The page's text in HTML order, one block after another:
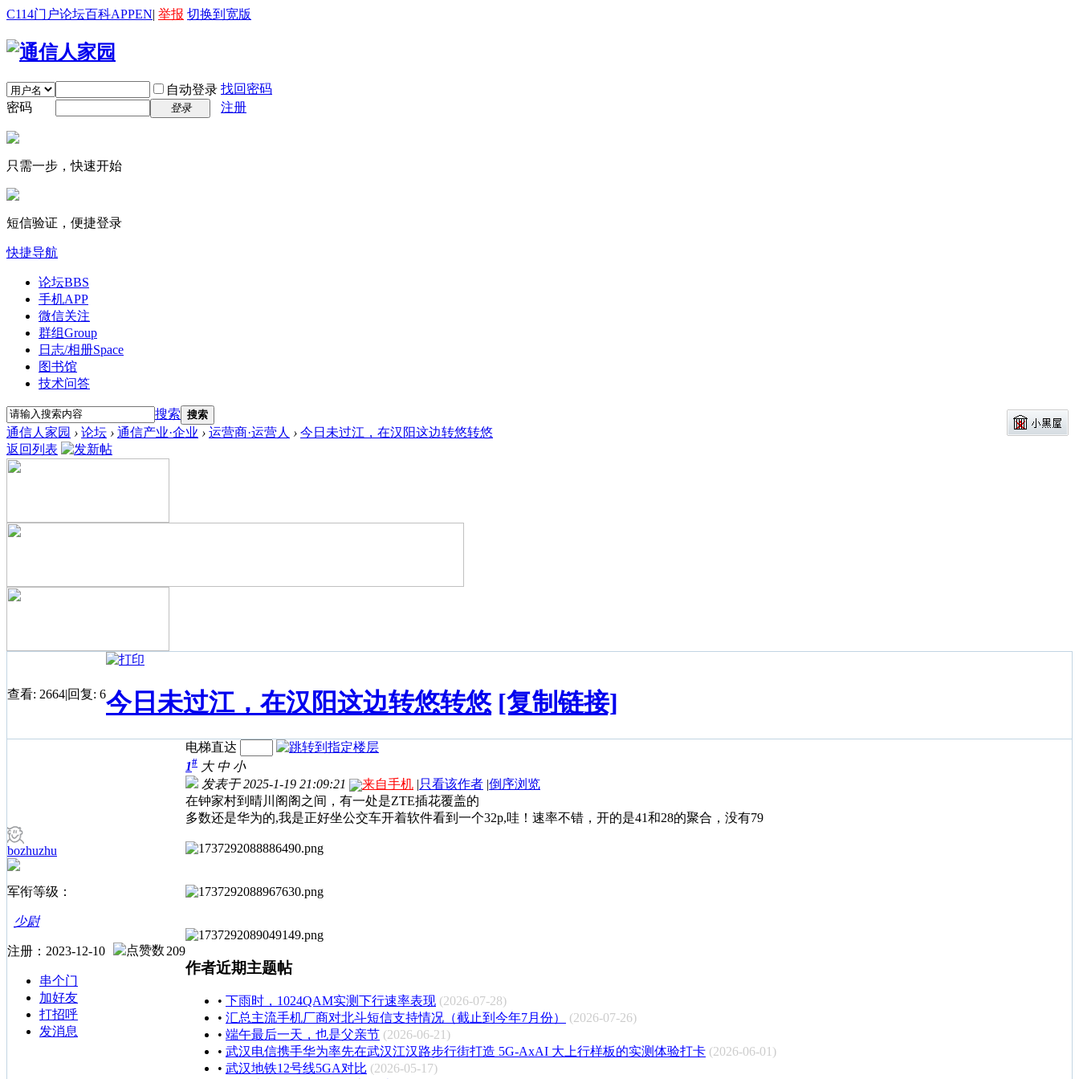
C114门户论坛百科APPEN| 举报 切换到宽版
自动登录 找回密码
密码
登录 注册
只需一步，快速开始
短信验证，便捷登录
快捷导航
论坛BBS
手机APP
微信关注
群组Group
日志/相册Space
图书馆
技术问答
搜索 搜索
通信人家园 › 论坛 › 通信产业·企业 › 运营商·运营人 › 今日未过江，在汉阳这边转悠转悠
返回列表
查看: 2664|回复: 6今日未过江，在汉阳这边转悠转悠 [复制链接]
bozhuzhu
军衔等级：
少尉
注册：2023-12-10 209
串个门
加好友
打招呼
发消息
电梯直达
1# 大 中 小
发表于 2025-1-19 21:09:21
来自手机 |只看该作者 |倒序浏览
在钟家村到晴川阁阁之间，有一处是ZTE插花覆盖的
多数还是华为的,我是正好坐公交车开着软件看到一个32p,哇！速率不错，开的是41和28的聚合，没有79
作者近期主题帖
• 下雨时，1024QAM实测下行速率表现 (2026-07-28)
• 汇总主流手机厂商对北斗短信支持情况（截止到今年7月份）
(2026-07-26)
• 端午最后一天，也是父亲节 (2026-06-21)
• 武汉电信携手华为率先在武汉江汉路步行街打造 5G-AxAI 大上行样板的实测体验打卡 (2026-06-01)
• 武汉地铁12号线5GA对比 (2026-05-17)